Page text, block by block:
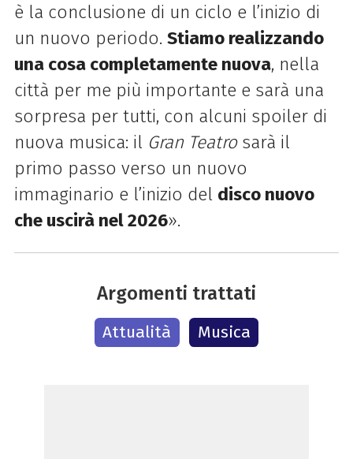
è la conclusione di un ciclo e l’inizio di
un nuovo periodo. Stiamo realizzando
una cosa completamente nuova, nella
città per me più importante e sarà una
sorpresa per tutti, con alcuni spoiler di
nuova musica: il Gran Teatrosarà il
primo passo verso un nuovo
immaginario e l’inizio del disco nuovo
che uscirà nel 2026».
Argomenti trattati
Attualità Musica